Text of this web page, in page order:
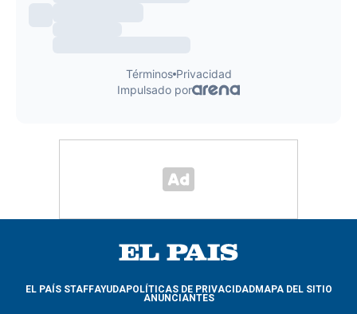
EL PAÍS STAFFAYUDAPOLÍTICAS DE PRIVACIDADMAPA DEL SITIO
ANUNCIANTES